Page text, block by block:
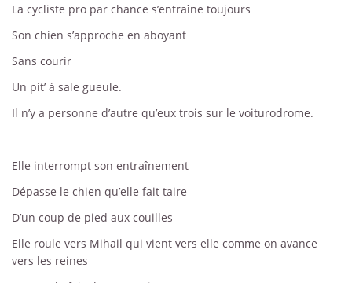
La cycliste pro par chance s’entraîne toujours
Son chien s’approche en aboyant
Sans courir
Un pit’ à sale gueule.
Il n’y a personne d’autre qu’eux trois sur le voiturodrome.
Elle interrompt son entraînement
Dépasse le chien qu’elle fait taire
D’un coup de pied aux couilles
Elle roule vers Mihail qui vient vers elle comme on avance
vers les reines